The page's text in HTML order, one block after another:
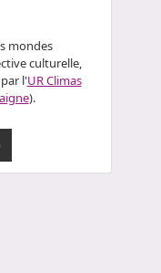
mondes
culturelle,
l'UR Climas
).